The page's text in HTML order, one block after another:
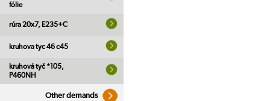
fólie
rúra 20x7, E235+C
kruhova tyc 46 c45
kruhová tyč *105,
P460NH
Other demands